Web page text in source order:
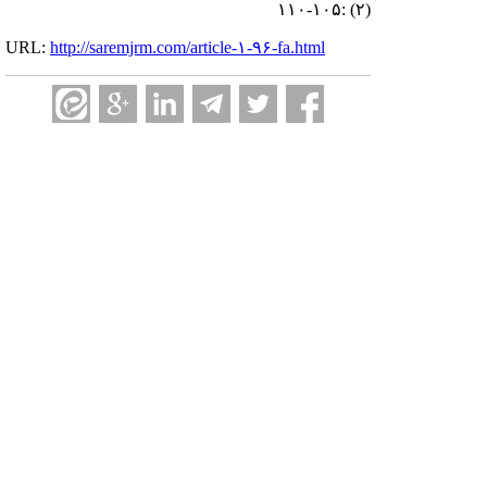
(۲) :۱۰۵-۱۱۰
URL: http://saremjrm.com/article-۱-۹۶-fa.html